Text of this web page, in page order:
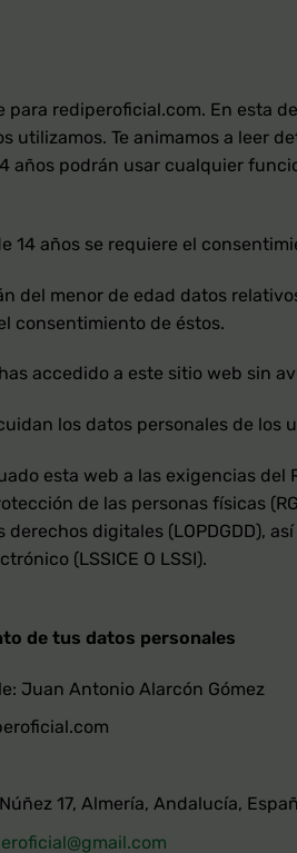
rediperoficial.com. En esta
utilizamos. Te animamos a leer
años podrán usar cualquier
14 años se requiere el
del menor de edad datos
consentimiento de éstos.
accedido a este sitio web sin
los datos personales de
esta web a las exigencias del
de las personas físicas
digitales (LOPDGDD),
(LSSICE O LSSI).
de tus datos personales
Juan Antonio Alarcón Gómez
17, Almería, Andalucía,